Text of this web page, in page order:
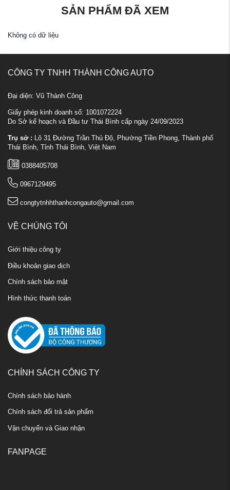
SẢN PHẨM ĐÃ XEM
Không có dữ liệu
CÔNG TY TNHH THÀNH CÔNG AUTO
Đại diện: Vũ Thành Công
Giấy phép kinh doanh số: 1001072224
Do Sở kế hoạch và Đầu tư Thái Bình cấp ngày 24/09/2023
Trụ sở : Lô 31 Đường Trần Thủ Độ, Phường Tiền Phong, Thành phố
Thái Bình, Tỉnh Thái Bình, Việt Nam
0388405708
0967129495
congtytnhhthanhcongauto@gmail.com
VỀ CHÚNG TÔI
Giới thiệu công ty
Điều khoản giao dịch
Chính sách bảo mật
Hình thức thanh toán
CHÍNH SÁCH CÔNG TY
Chính sách bảo hành
Chính sách đổi trả sản phẩm
Vận chuyển và Giao nhận
FANPAGE